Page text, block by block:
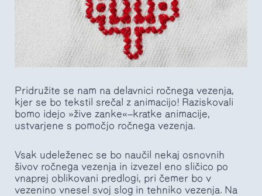
Pridružite se nam na delavnici ročnega vezenja,
kjer se bo tekstil srečal z animacijo! Raziskovali
bomo idejo »žive zanke«—kratke animacije,
ustvarjene s pomočjo ročnega vezenja.
Vsak udeleženec se bo naučil nekaj osnovnih
šivov ročnega vezenja in izvezel eno sličico po
vnaprej oblikovani predlogi, pri čemer bo v
vezenino vnesel svoj slog in tehniko vezenja. Na